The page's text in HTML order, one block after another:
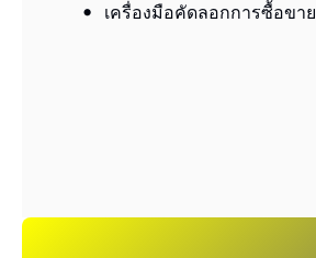
เครื่องมือคัดลอกการซื้อขาย